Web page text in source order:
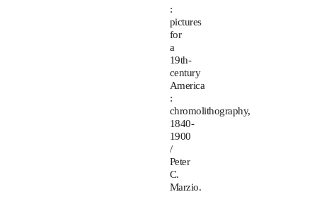
:
pictures
for
a
19th-
century
America
:
chromolithography,
1840-
1900
/
Peter
C.
Marzio.